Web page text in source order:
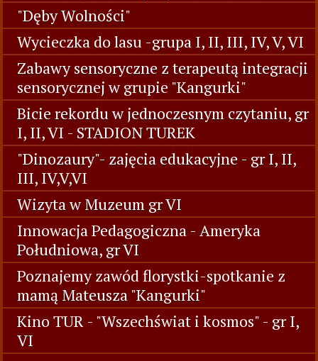
"Dęby Wolności"
Wycieczka do lasu -grupa I, II, III, IV, V, VI
Zabawy sensoryczne z terapeutą integracji
sensorycznej w grupie "Kangurki"
Bicie rekordu w jednoczesnym czytaniu, gr
I, II, VI - STADION TUREK
"Dinozaury"- zajęcia edukacyjne - gr I, II,
III, IV,V,VI
Wizyta w Muzeum gr VI
Innowacja Pedagogiczna - Ameryka
Południowa, gr VI
Poznajemy zawód florystki-spotkanie z
mamą Mateusza "Kangurki"
Kino TUR - "Wszechświat i kosmos" - gr I,
VI